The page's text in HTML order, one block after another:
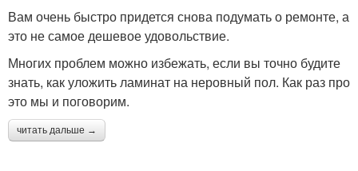
Вам очень быстро придется снова подумать о ремонте, а
это не самое дешевое удовольствие.
Многих проблем можно избежать, если вы точно будите
знать, как уложить ламинат на неровный пол. Как раз про
это мы и поговорим.
читать дальше →